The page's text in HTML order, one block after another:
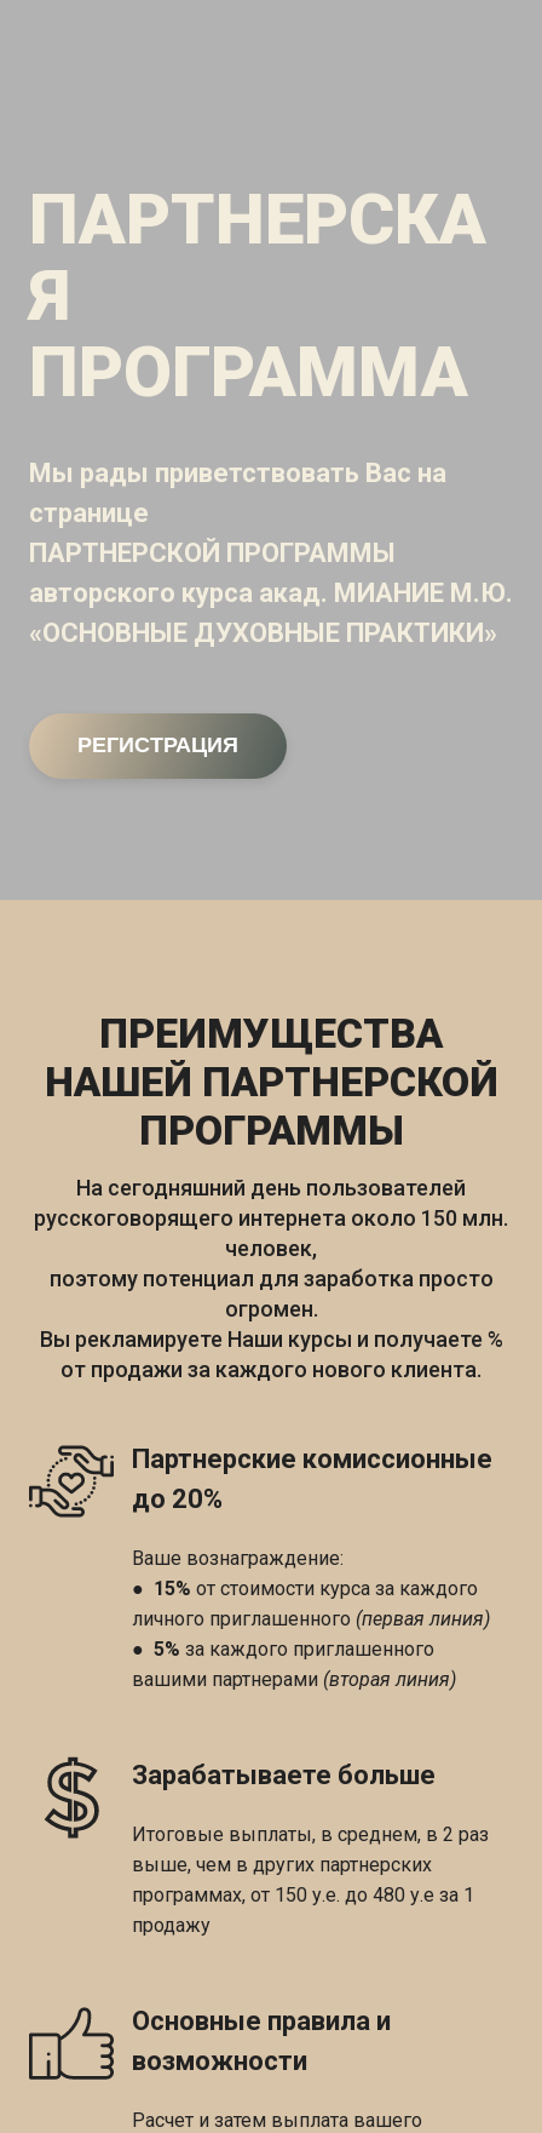
ПАРТНЕРСКА
Я
ПРОГРАММА
Мы рады приветствовать Вас на
странице
ПАРТНЕРСКОЙ ПРОГРАММЫ
авторского курса акад. МИАНИЕ М.Ю.
«ОСНОВНЫЕ ДУХОВНЫЕ ПРАКТИКИ»
РЕГИСТРАЦИЯ
ПРЕИМУЩЕСТВА
НАШЕЙ ПАРТНЕРСКОЙ
ПРОГРАММЫ
На сегодняшний день пользователей
русскоговорящего интернета около 150 млн.
человек,
поэтому потенциал для заработка просто
огромен.
Вы рекламируете Наши курсы и получаете %
от продажи за каждого нового клиента.
Партнерские комиссионные
до 20%
Ваше вознаграждение:
● 15% от стоимости курса за каждого
личного приглашенного (первая линия)
● 5% за каждого приглашенного
вашими партнерами (вторая линия)
Зарабатываете больше
Итоговые выплаты, в среднем, в 2 раз
выше, чем в других партнерских
программах, от 150 у.е. до 480 у.е за 1
продажу
Основные правила и
возможности
Расчет и затем выплата вашего